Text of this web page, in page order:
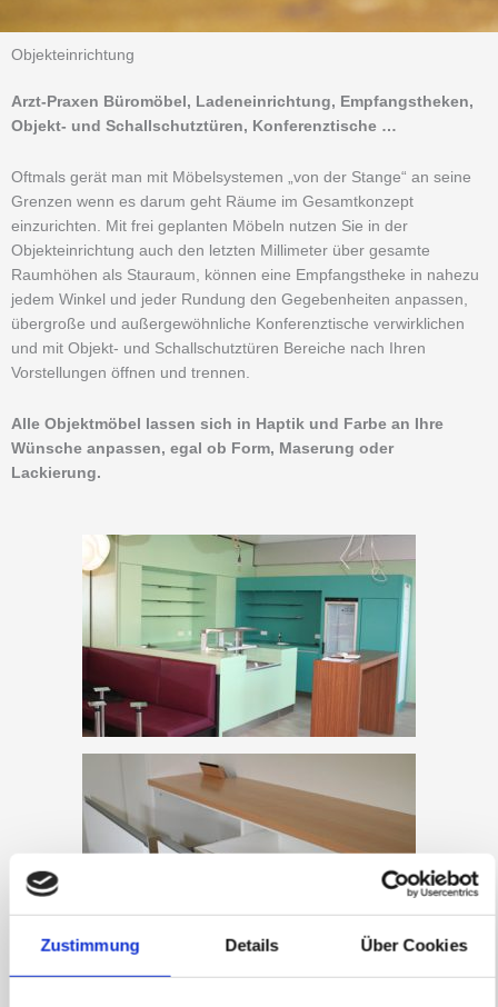
Zustimmung Details Über Cookies
Objekteinrichtung
Arzt-Praxen Büromöbel, Ladeneinrichtung, Empfangstheken,
Objekt- und Schallschutztüren, Konferenztische …
Oftmals gerät man mit Möbelsystemen „von der Stange“ an seine
Grenzen wenn es darum geht Räume im Gesamtkonzept
einzurichten. Mit frei geplanten Möbeln nutzen Sie in der
Objekteinrichtung auch den letzten Millimeter über gesamte
Raumhöhen als Stauraum, können eine Empfangstheke in nahezu
jedem Winkel und jeder Rundung den Gegebenheiten anpassen,
übergroße und außergewöhnliche Konferenztische verwirklichen
und mit Objekt- und Schallschutztüren Bereiche nach Ihren
Vorstellungen öffnen und trennen.
Alle Objektmöbel lassen sich in Haptik und Farbe an Ihre
Wünsche anpassen, egal ob Form, Maserung oder
Lackierung.